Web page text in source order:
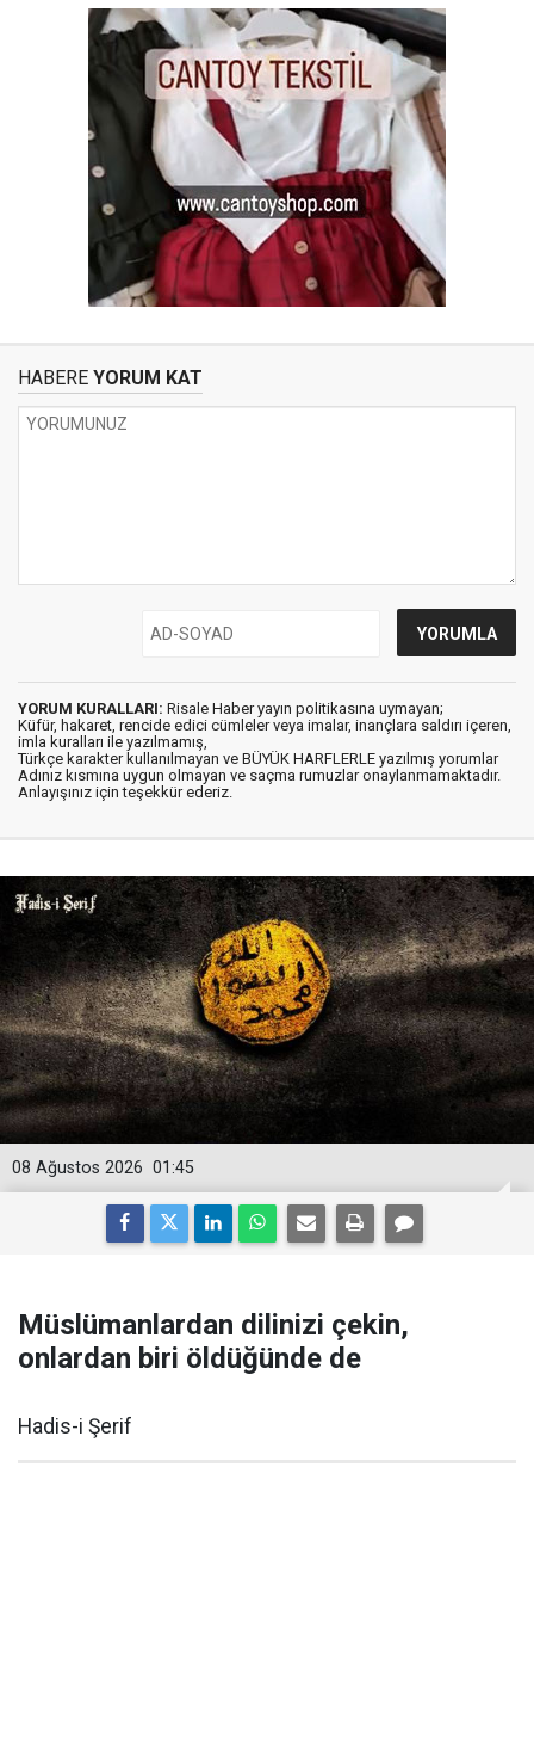
HABERE YORUM KAT
YORUM KURALLARI: Risale Haber yayın politikasına uymayan;
Küfür, hakaret, rencide edici cümleler veya imalar, inançlara saldırı içeren,
imla kuralları ile yazılmamış,
Türkçe karakter kullanılmayan ve BÜYÜK HARFLERLE yazılmış yorumlar
Adınız kısmına uygun olmayan ve saçma rumuzlar onaylanmamaktadır.
Anlayışınız için teşekkür ederiz.
01:45
08 Ağustos 2026
Müslümanlardan dilinizi çekin,
onlardan biri öldüğünde de
Hadis-i Şerif